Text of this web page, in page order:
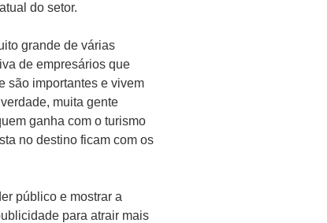
do setor.
grande de várias
de empresários que
são importantes e vivem
muita gente
ganha com o turismo
no destino ficam com os
público e mostrar a
para atrair mais